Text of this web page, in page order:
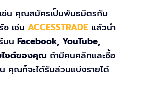
ช่น คุณสมัครเป็นพันธมิตรกับ
ซ เช่น ACCESSTRADE แล้วนำ
บน Facebook, YouTube,
ไซต์ของคุณ ถ้ามีคนคลิกและซื้อ
คุณก็จะได้รับส่วนแบ่งรายได้